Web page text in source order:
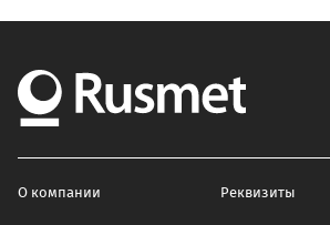
О компании Реквизиты